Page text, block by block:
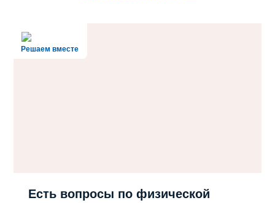
Решаем вместе
Есть вопросы по физической